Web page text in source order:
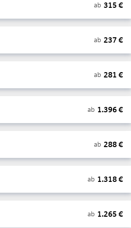
ab 315 €
ab 237 €
ab 281 €
ab 1.396€
ab 288€
ab 1.318€
ab 1.265 €